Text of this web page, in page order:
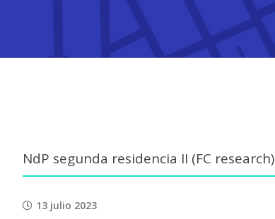
NdP segunda residencia II (FC research)
13 julio 2023